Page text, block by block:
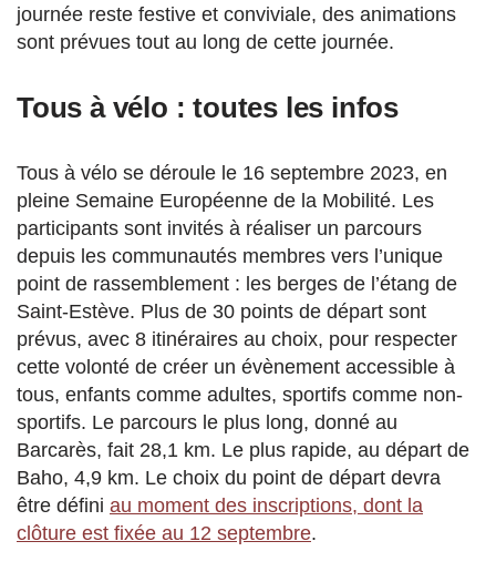
journée reste festive et conviviale, des animations
sont prévues tout au long de cette journée.
Tous à vélo : toutes les infos
Tous à vélo se déroule le 16 septembre 2023, en
pleine Semaine Européenne de la Mobilité. Les
participants sont invités à réaliser un parcours
depuis les communautés membres vers l’unique
point de rassemblement : les berges de l’étang de
Saint-Estève. Plus de 30 points de départ sont
prévus, avec 8 itinéraires au choix, pour respecter
cette volonté de créer un évènement accessible à
tous, enfants comme adultes, sportifs comme non-
sportifs. Le parcours le plus long, donné au
Barcarès, fait 28,1 km. Le plus rapide, au départ de
Baho, 4,9 km. Le choix du point de départ devra
être défini au moment des inscriptions, dont la
clôture est fixée au 12 septembre.